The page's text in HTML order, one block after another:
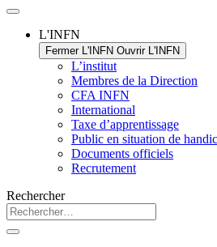
L'INFN
Fermer L'INFN Ouvrir L'INFN
L’institut
Membres de la Direction
CFA INFN
International
Taxe d’apprentissage
Public en situation de
Documents officiels
Recrutement
Rechercher